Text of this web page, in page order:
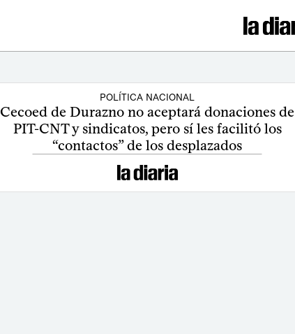
POLÍTICA NACIONAL
Cecoed de Durazno no aceptará donaciones de
PIT-CNT y sindicatos, pero sí les facilitó los
“contactos” de los desplazados